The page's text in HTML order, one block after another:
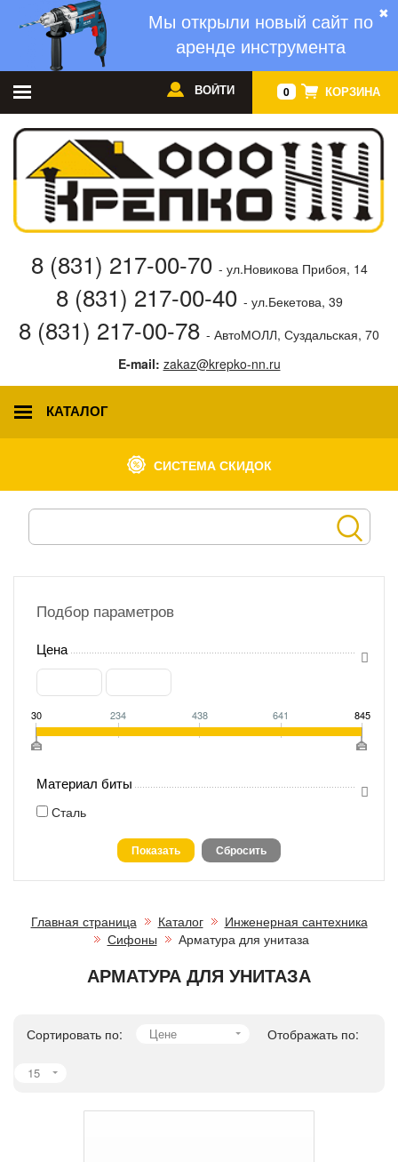
✖
Мы открыли новый сайт по
аренде инструмента
0 КОРЗИНА
ВОЙТИ
8 (831) 217-00-70 - ул.Новикова Прибоя, 14
8 (831) 217-00-40 - ул.Бекетова, 39
8 (831) 217-00-78 - АвтоМОЛЛ, Суздальская, 70
E-mail: zakaz@krepko-nn.ru
КАТАЛОГ
СИСТЕМА СКИДОК
Подбор параметров
Цена
30 234 438 641 845
Материал биты
Сталь
Главная страница Каталог
Инженерная сантехника
Сифоны
Арматура для унитаза
АРМАТУРА ДЛЯ УНИТАЗА
Сортировать по: Цене Отображать по:
15